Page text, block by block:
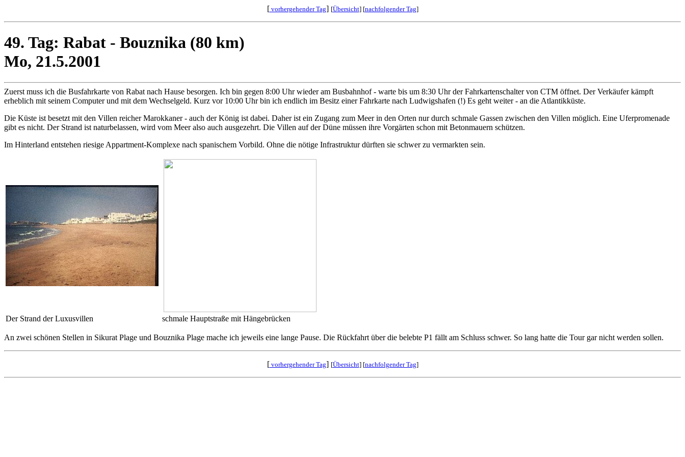
[ vorhergehender Tag] [Übersicht] [nachfolgender Tag]
49. Tag: Rabat - Bouznika (80 km)
Mo, 21.5.2001
Zuerst muss ich die Busfahrkarte von Rabat nach Hause besorgen. Ich bin gegen 8:00 Uhr wieder am Busbahnhof - warte bis um 8:30 Uhr der Fahrkartenschalter von CTM öffnet. Der Verkäufer kämpft
erheblich mit seinem Computer und mit dem Wechselgeld. Kurz vor 10:00 Uhr bin ich endlich im Besitz einer Fahrkarte nach Ludwigshafen (!) Es geht weiter - an die Atlantikküste.
Die Küste ist besetzt mit den Villen reicher Marokkaner - auch der König ist dabei. Daher ist ein Zugang zum Meer in den Orten nur durch schmale Gassen zwischen den Villen möglich. Eine Uferpromenade
gibt es nicht. Der Strand ist naturbelassen, wird vom Meer also auch ausgezehrt. Die Villen auf der Düne müssen ihre Vorgärten schon mit Betonmauern schützen.
Im Hinterland entstehen riesige Appartment-Komplexe nach spanischem Vorbild. Ohne die nötige Infrastruktur dürften sie schwer zu vermarkten sein.
Der Strand der Luxusvillen schmale Hauptstraße mit Hängebrücken
An zwei schönen Stellen in Sikurat Plage und Bouznika Plage mache ich jeweils eine lange Pause. Die Rückfahrt über die belebte P1 fällt am Schluss schwer. So lang hatte die Tour gar nicht werden sollen.
[ vorhergehender Tag] [Übersicht] [nachfolgender Tag]